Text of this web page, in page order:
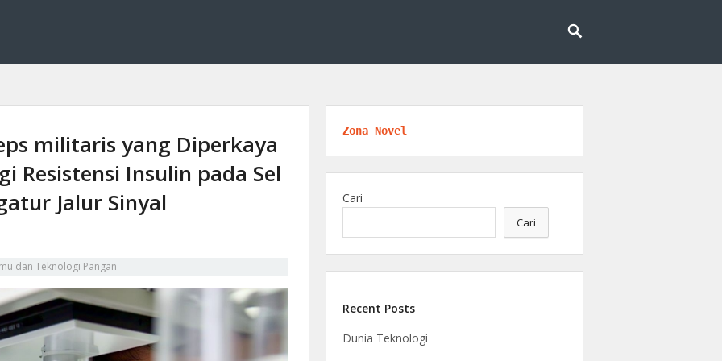
militaris yang Diperkaya
Resistensi Insulin pada Sel
Jalur Sinyal
dan Teknologi Pangan
Zona Novel
Cari
Cari
Recent Posts
Dunia Teknologi